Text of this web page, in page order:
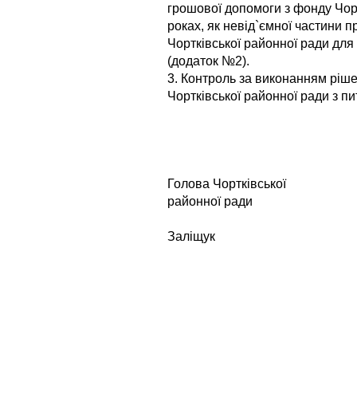
грошової допомоги з фонду
роках, як невід`ємної частини
Чортківської районної ради
(додаток №2).
3. Контроль за виконанням
Чортківської районної ради з
Голова Чортківської
районної ради
Заліщук